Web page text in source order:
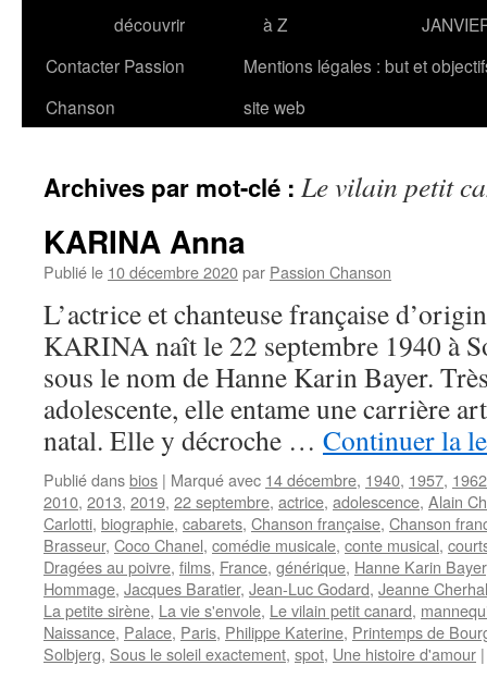
découvrir
à Z
Contacter Passion
Chanson
Mentions légales : but et
site web
Archives par mot-clé : Le vilain petit
KARINA Anna
Publié le 10 décembre 2020par Passion Chanson
L’actrice et chanteuse française
KARINA naît le 22 septembre 1940 à
sous le nom de Hanne Karin Bayer.
adolescente, elle entame une carrière
natal. Elle y décroche … Continuer la
Publié dansbios | Marqué avec 14 décembre, 1940, 1957, 1962
2010, 2013, 2019, 22 septembre, actrice, adolescence, Alain
Carlotti, biographie, cabarets, Chanson française, Chanson
Brasseur, Coco Chanel, comédie musicale, conte musical,
Dragées au poivre, films, France, générique, Hanne Karin Bayer
Hommage, Jacques Baratier, Jean-Luc Godard, Jeanne Cherhal
La petite sirène, La vie s'envole, Le vilain petit canard,
Naissance, Palace, Paris, Philippe Katerine, Printemps de
Solbjerg, Sous le soleil exactement, spot, Une histoire d'amour |